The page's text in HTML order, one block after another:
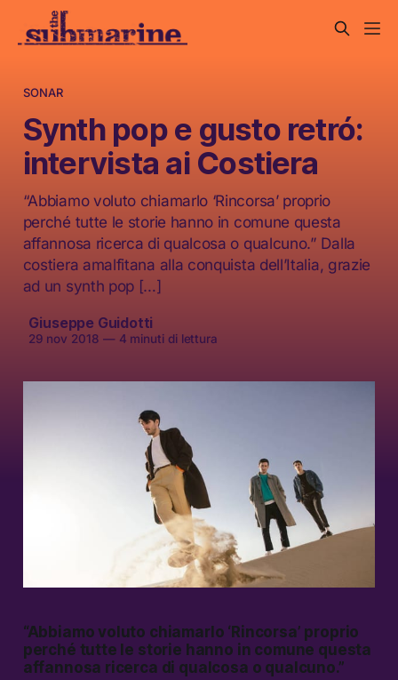
SONAR
Synth pop e gusto retró:
intervista ai Costiera
“Abbiamo voluto chiamarlo ‘Rincorsa’ proprio
perché tutte le storie hanno in comune questa
affannosa ricerca di qualcosa o qualcuno.” Dalla
costiera amalfitana alla conquista dell’Italia, grazie
ad un synth pop […]
Giuseppe Guidotti
29 nov 2018 —4 minuti di lettura
“Abbiamo voluto chiamarlo ‘Rincorsa’ proprio
perché tutte le storie hanno in comune questa
affannosa ricerca di qualcosa o qualcuno.”